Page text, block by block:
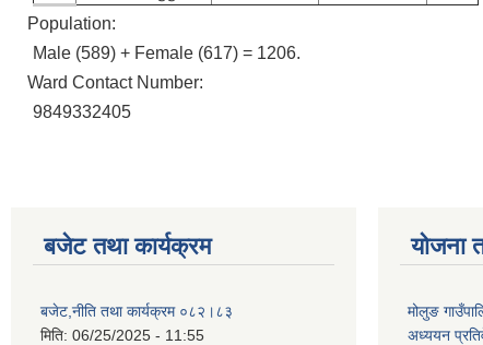
Population:
Male (589) + Female (617) = 1206.
Ward Contact Number:
9849332405
बजेट तथा कार्यक्रम
बजेट,नीति तथा कार्यक्रम ०८२।८३
मिति: 06/25/2025 - 11:55
योजना
मोलुङ
अध्ययन